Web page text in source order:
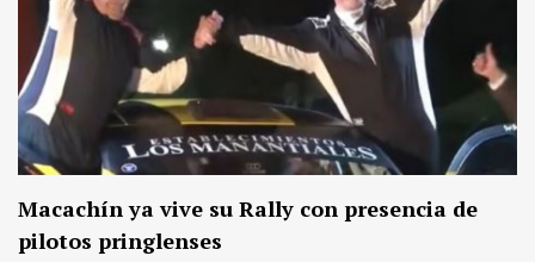
Macachín ya vive su Rally con presencia de
pilotos pringlenses